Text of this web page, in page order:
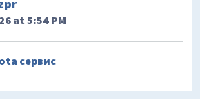
at 5:54 PM
сервис